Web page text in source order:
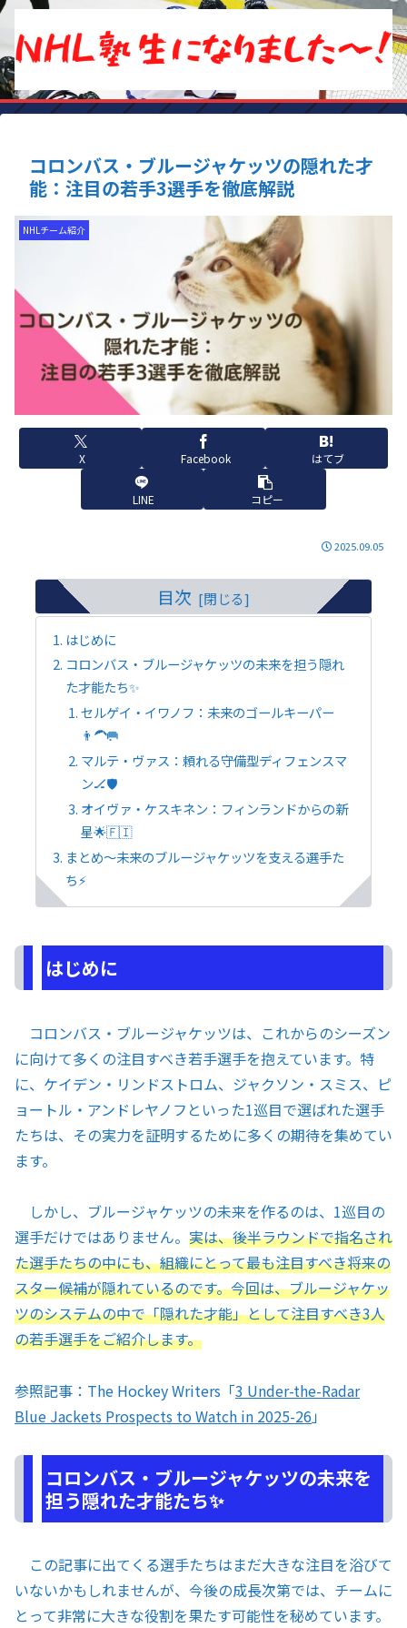
コロンバス・ブルージャケッツの隠れた才
能：注目の若手3選手を徹底解説
NHLチーム紹介
X Facebook はてブ
LINE コピー
2025.09.05
目次
はじめに
コロンバス・ブルージャケッツの未来を担う隠れ
た才能たち✨
セルゲイ・イワノフ：未来のゴールキーパー
👨‍🦱🥅
マルテ・ヴァス：頼れる守備型ディフェンスマ
ン🏒🛡️
オイヴァ・ケスキネン：フィンランドからの新
星🌟🇫🇮
まとめ〜未来のブルージャケッツを支える選手た
ち⚡
はじめに
コロンバス・ブルージャケッツは、これからのシーズン
に向けて多くの注目すべき若手選手を抱えています。特
に、ケイデン・リンドストロム、ジャクソン・スミス、ピ
ョートル・アンドレヤノフといった1巡目で選ばれた選手
たちは、その実力を証明するために多くの期待を集めてい
ます。
しかし、ブルージャケッツの未来を作るのは、1巡目の
選手だけではありません。 実は、後半ラウンドで指名され
た選手たちの中にも、組織にとって最も注目すべき将来の
スター候補が隠れているのです。今回は、ブルージャケッ
ツのシステムの中で「隠れた才能」として注目すべき3人
の若手選手をご紹介します。
参照記事：The Hockey Writers「3 Under-the-Radar
Blue Jackets Prospects to Watch in 2025-26」
コロンバス・ブルージャケッツの未来を
担う隠れた才能たち✨
この記事に出てくる選手たちはまだ大きな注目を浴びて
いないかもしれませんが、今後の成長次第では、チームに
とって非常に大きな役割を果たす可能性を秘めています。